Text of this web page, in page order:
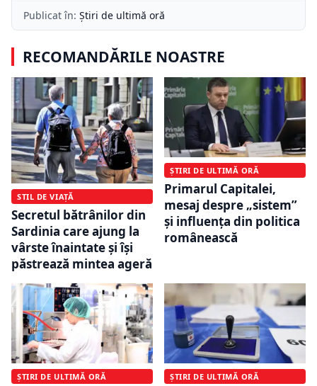
Publicat în: Știri de ultimă oră
RECOMANDĂRILE NOASTRE
STIL DE VIAȚĂ
Secretul bătrânilor din
Sardinia care ajung la
vârste înaintate și își
păstrează mintea ageră
ȘTIRI DE ULTIMĂ ORĂ
Primarul Capitalei,
mesaj despre „sistem”
și influența din politica
românească
ȘTIRI DE ULTIMĂ ORĂ ȘTIRI DE ULTIMĂ ORĂ